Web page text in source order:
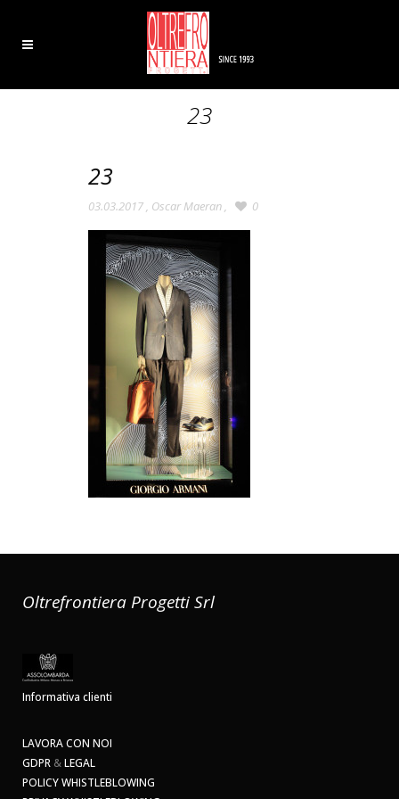
23
23
03.03.2017, Oscar Maeran, 0
Oltrefrontiera Progetti Srl
Informativa clienti
LAVORA CON NOI
GDPR &LEGAL
POLICY WHISTLEBLOWING